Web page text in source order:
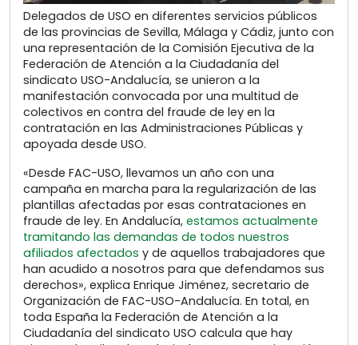
Delegados de USO en diferentes servicios públicos
de las provincias de Sevilla, Málaga y Cádiz, junto con
una representación de la Comisión Ejecutiva de la
Federación de Atención a la Ciudadanía del
sindicato USO-Andalucía, se unieron a la
manifestación convocada por una multitud de
colectivos en contra del fraude de ley en la
contratación en las Administraciones Públicas y
apoyada desde USO.
«Desde FAC-USO, llevamos un año con una
campaña en marcha para la regularización de las
plantillas afectadas por esas contrataciones en
fraude de ley. En Andalucía, estamos actualmente
tramitando las demandas de todos nuestros
afiliados afectados y de aquellos trabajadores que
han acudido a nosotros para que defendamos sus
derechos», explica Enrique Jiménez, secretario de
Organización de FAC-USO-Andalucía. En total, en
toda España la Federación de Atención a la
Ciudadanía del sindicato USO calcula que hay